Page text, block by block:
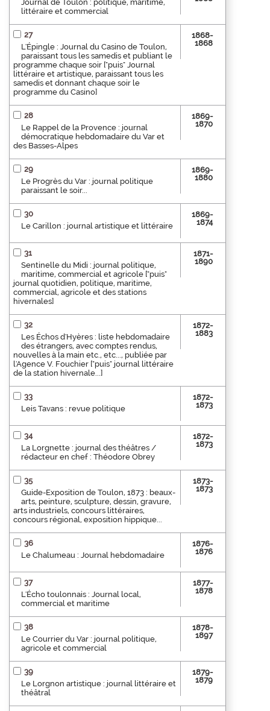
Journal de Toulon : politique, maritime,
littéraire et commercial
27
L'Épingle : Journal du Casino de Toulon,
paraissant tous les samedis et publiant le
programme chaque soir ["puis" Journal
littéraire et artistique, paraissant tous les
samedis et donnant chaque soir le
programme du Casino]
1868-
1868
28
Le Rappel de la Provence : journal
démocratique hebdomadaire du Var et
des Basses-Alpes
1869-
1870
29
Le Progrès du Var : journal politique
paraissant le soir...
1869-
1880
30
Le Carillon : journal artistique et littéraire
1869-
1874
31
Sentinelle du Midi : journal politique,
maritime, commercial et agricole ["puis"
journal quotidien, politique, maritime,
commercial, agricole et des stations
hivernales]
1871-
1890
32
Les Échos d'Hyères : liste hebdomadaire
des étrangers, avec comptes rendus,
nouvelles à la main etc., etc..., publiée par
l'Agence V. Fouchier ["puis" journal littéraire
de la station hivernale...]
1872-
1883
33
Leis Tavans : revue politique
1872-
1873
34
La Lorgnette : journal des théâtres /
rédacteur en chef : Théodore Obrey
1872-
1873
35
Guide-Exposition de Toulon, 1873 : beaux-
arts, peinture, sculpture, dessin, gravure,
arts industriels, concours littéraires,
concours régional, exposition hippique...
1873-
1873
36
Le Chalumeau : Journal hebdomadaire
1876-
1876
37
L'Écho toulonnais : Journal local,
commercial et maritime
1877-
1878
38
Le Courrier du Var : journal politique,
agricole et commercial
1878-
1897
39
Le Lorgnon artistique : journal littéraire et
théâtral
1879-
1879